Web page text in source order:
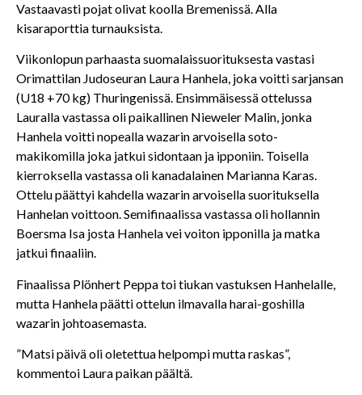
Vastaavasti pojat olivat koolla Bremenissä. Alla
kisaraporttia turnauksista.
Viikonlopun parhaasta suomalaissuorituksesta vastasi
Orimattilan Judoseuran Laura Hanhela, joka voitti sarjansan
(U18 +70 kg) Thuringenissä. Ensimmäisessä ottelussa
Lauralla vastassa oli paikallinen Nieweler Malin, jonka
Hanhela voitti nopealla wazarin arvoisella soto-
makikomilla joka jatkui sidontaan ja ipponiin. Toisella
kierroksella vastassa oli kanadalainen Marianna Karas.
Ottelu päättyi kahdella wazarin arvoisella suorituksella
Hanhelan voittoon.Semifinaalissa vastassa oli hollannin
Boersma Isa josta Hanhela vei voiton ipponilla ja matka
jatkui finaaliin.
Finaalissa Plönhert Peppa toi tiukan vastuksen Hanhelalle,
mutta Hanhela päätti ottelun ilmavalla harai-goshilla
wazarin johtoasemasta.
”Matsi päivä oli oletettua helpompi mutta raskas”,
kommentoi Laura paikan päältä.